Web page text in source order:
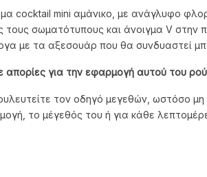
cocktail mini αμάνικο, με ανάγλυφο
τους σωματότυπους και άνοιγμα V στην
με τα αξεσουάρ που θα συνδυαστεί
απορίες για την εφαρμογή αυτού του
τον οδηγό μεγεθών, ωστόσο μη
το μέγεθός του ή για κάθε